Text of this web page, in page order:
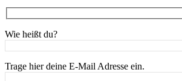
Wie heißt du?
Trage hier deine E-Mail Adresse ein.